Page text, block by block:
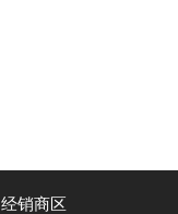
经销商区